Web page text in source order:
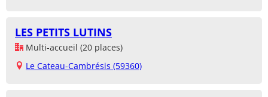
LES PETITS LUTINS
Multi-accueil (20 places)
Le Cateau-Cambrésis (59360)